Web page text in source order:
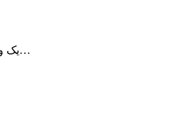
Photo AI یک ویرایشگر عکس است که همه چیز را برای شما تغییر می‌دهد! این برنامه بیش از ۱۵۰ تنظیم کننده، افکت‌ و فیلترهای مختلف دارد. فیلترهای چهره، حذف اشیا از…